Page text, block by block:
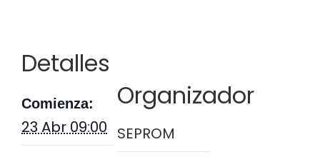
Detalles
Comienza:
23 Abr 09:00
Organizador
SEPROM